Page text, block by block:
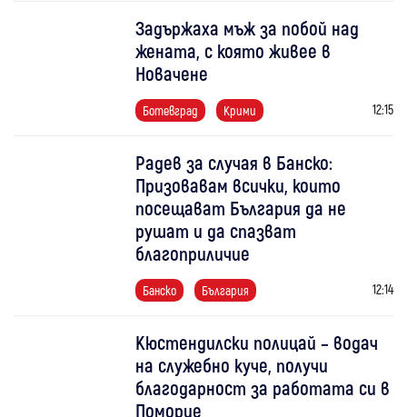
Задържаха мъж за побой над
жената, с която живее в
Новачене
Ботевград Крими 12:15
Радев за случая в Банско:
Призовавам всички, които
посещават България да не
рушат и да спазват
благоприличие
Банско България 12:14
Кюстендилски полицай – водач
на служебно куче, получи
благодарност за работата си в
Поморие